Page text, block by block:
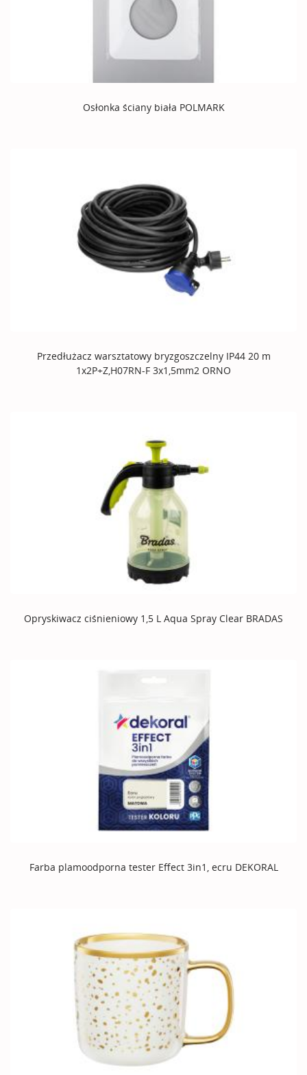
Osłonka ściany biała POLMARK
Przedłużacz warsztatowy bryzgoszczelny IP44 20 m
1x2P+Z,H07RN-F 3x1,5mm2 ORNO
Opryskiwacz ciśnieniowy 1,5 L Aqua Spray Clear BRADAS
Farba plamoodporna tester Effect 3in1, ecru DEKORAL